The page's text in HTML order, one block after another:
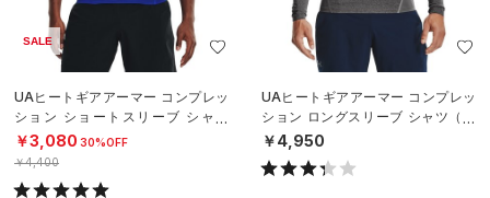
SALE
UAヒートギアアーマー コンプレッ
ション ショートスリーブ シャツ
（トレーニング/MEN）
￥3,080 30%OFF
￥4,400
UAヒートギアアーマー コンプレッ
ション ロングスリーブ シャツ（ト
レーニング/MEN）
￥4,950